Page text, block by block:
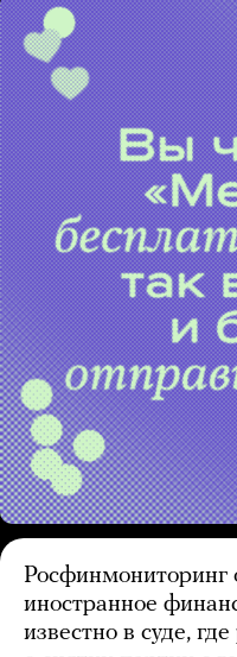
Росфинмониторинг
иностранное
известно в суде,